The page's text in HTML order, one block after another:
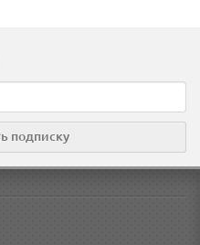
подписку